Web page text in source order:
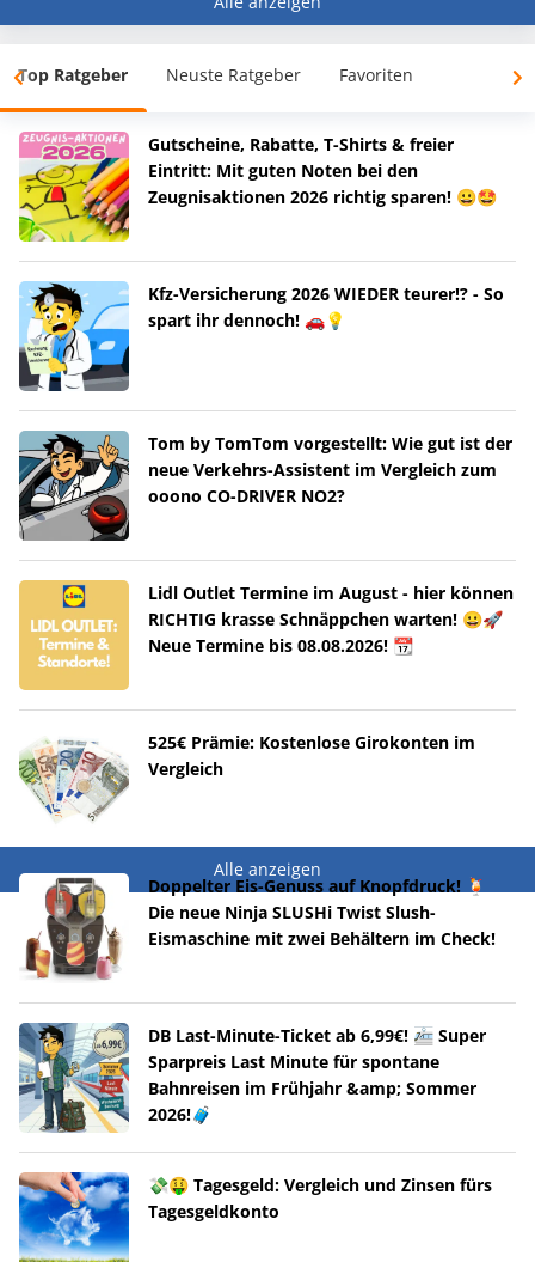
Top Ratgeber Neuste Ratgeber Favoriten
Gutscheine, Rabatte, T-Shirts & freier
Eintritt: Mit guten Noten bei den
Zeugnisaktionen 2026 richtig sparen! 😀🤩
Kfz-Versicherung 2026 WIEDER teurer!? - So
spart ihr dennoch! 🚗💡
Tom by TomTom vorgestellt: Wie gut ist der
neue Verkehrs-Assistent im Vergleich zum
ooono CO-DRIVER NO2?
Lidl Outlet Termine im August - hier können
RICHTIG krasse Schnäppchen warten! 😀🚀
Neue Termine bis 08.08.2026! 📆
525€ Prämie: Kostenlose Girokonten im
Vergleich
Alle anzeigen
Doppelter Eis-Genuss auf Knopfdruck! 🍹
Die neue Ninja SLUSHi Twist Slush-
Eismaschine mit zwei Behältern im Check!
DB Last-Minute-Ticket ab 6,99€! 🚈 Super
Sparpreis Last Minute für spontane
Bahnreisen im Frühjahr &amp; Sommer
2026!🧳
💸🤑 Tagesgeld: Vergleich und Zinsen fürs
Tagesgeldkonto